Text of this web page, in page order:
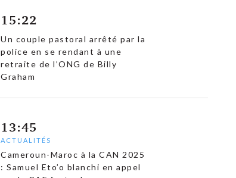
15:22
Un couple pastoral arrêté par la
police en se rendant à une
retraite de l’ONG de Billy
Graham
13:45
ACTUALITÉS
Cameroun-Maroc à la CAN 2025
: Samuel Eto’o blanchi en appel